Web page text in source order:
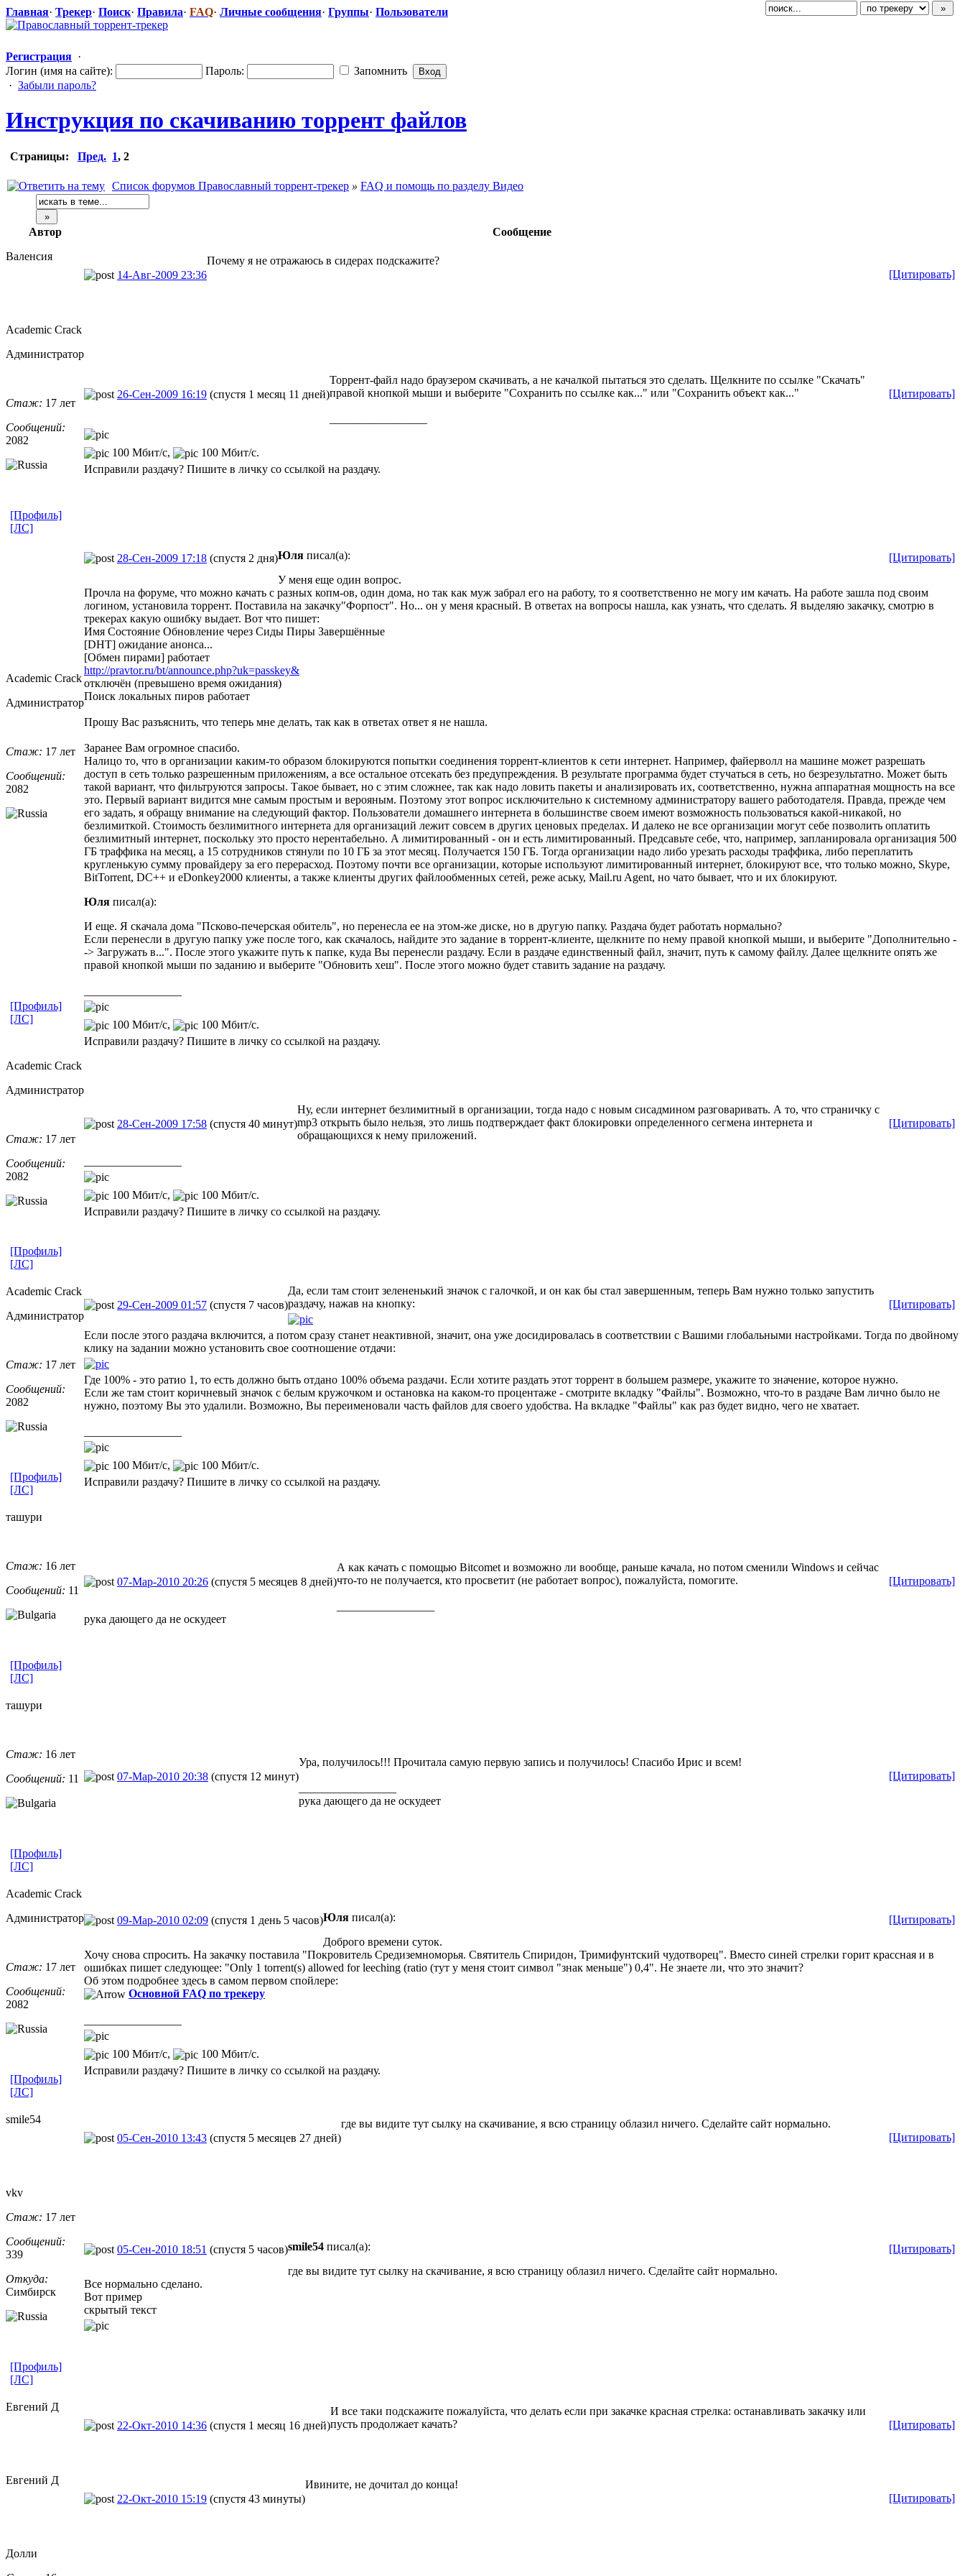
Главная· Трекер· Поиск· Правила· FAQ· Личные сообщения· Группы· Пользователи
Регистрация ·
Логин (имя на сайте):
Пароль:
Запомнить
· Забыли пароль?
Инструкция по скачиванию торрент файлов
Страницы: Пред. 1, 2
Список форумов Православный торрент-трекер » FAQ и помощь по разделу Видео
Автор
Сообщение
Валенсия
14-Авг-2009 23:36
[Цитировать]
Почему я не отражаюсь в сидерах подскажите?
Academic Crack
Администратор
Стаж: 17 лет
Сообщений:
2082
26-Сен-2009 16:19 (спустя 1 месяц 11 дней) [Цитировать]
Торрент-файл надо браузером скачивать, а не качалкой пытаться это сделать. Щелкните по ссылке "Скачать"
правой кнопкой мыши и выберите "Сохранить по ссылке как..." или "Сохранить объект как..."
100 Мбит/с,
100 Мбит/с.
Исправили раздачу? Пишите в личку со ссылкой на раздачу.
[Профиль]
[ЛС]
Academic Crack
Администратор
Стаж: 17 лет
Сообщений:
2082
28-Сен-2009 17:18 (спустя 2 дня) [Цитировать]
Юля писал(а):
У меня еще один вопрос.
Прочла на форуме, что можно качать с разных копм-ов, один дома, но так как муж забрал его на работу, то я соответственно не могу им качать. На работе зашла под своим
логином, установила торрент. Поставила на закачку"Форпост". Но... он у меня красный. В ответах на вопросы нашла, как узнать, что сделать. Я выделяю закачку, смотрю в
трекерах какую ошибку выдает. Вот что пишет:
Имя Состояние Обновление через Сиды Пиры Завершённые
[DHT] ожидание анонса...
[Обмен пирами] работает
http://pravtor.ru/bt/announce.php?uk=passkey&
отключён (превышено время ожидания)
Поиск локальных пиров работает
Прошу Вас разъяснить, что теперь мне делать, так как в ответах ответ я не нашла.
Заранее Вам огромное спасибо.
Налицо то, что в организации каким-то образом блокируются попытки соединения торрент-клиентов к сети интернет. Например, файерволл на машине может разрешать
доступ в сеть только разрешенным приложениям, а все остальное отсекать без предупреждения. В результате программа будет стучаться в сеть, но безрезультатно. Может быть
такой вариант, что фильтруются запросы. Такое бывает, но с этим сложнее, так как надо ловить пакеты и анализировать их, соответственно, нужна аппаратная мощность на все
это. Первый вариант видится мне самым простым и верояным. Поэтому этот вопрос исключительно к системному администратору вашего работодателя. Правда, прежде чем
его задать, я обращу внимание на следующий фактор. Пользователи домашнего интернета в большинстве своем имеют возможность пользоваться какой-никакой, но
безлимиткой. Стоимость безлимитного интернета для организаций лежит совсем в других ценовых пределах. И далеко не все организации могут себе позволить оплатить
безлимитный интернет, поскольку это просто нерентабельно. А лимитированный - он и есть лимитированный. Предсавьте себе, что, например, запланировала организация 500
ГБ траффика на месяц, а 15 сотрудников стянули по 10 ГБ за этот месяц. Получается 150 ГБ. Тогда организации надо либо урезать расходы траффика, либо переплатить
кругленькую сумму провайдеру за его перерасход. Поэтому почти все организации, которые используют лимитированный интернет, блокируют все, что только можно, Skype,
BitTorrent, DC++ и eDonkey2000 клиенты, а также клиенты других файлообменных сетей, реже аську, Mail.ru Agent, но чато бывает, что и их блокируют.
Юля писал(а):
И еще. Я скачала дома "Псково-печерская обитель", но перенесла ее на этом-же диске, но в другую папку. Раздача будет работать нормально?
Если перенесли в другую папку уже после того, как скачалось, найдите это задание в торрент-клиенте, щелкните по нему правой кнопкой мыши, и выберите "Дополнительно -
-> Загружать в...". После этого укажите путь к папке, куда Вы перенесли раздачу. Если в раздаче единственный файл, значит, путь к самому файлу. Далее щелкните опять же
правой кнопкой мыши по заданию и выберите "Обновить хеш". После этого можно будет ставить задание на раздачу.
100 Мбит/с,
100 Мбит/с.
Исправили раздачу? Пишите в личку со ссылкой на раздачу.
[Профиль]
[ЛС]
Academic Crack
Администратор
Стаж: 17 лет
Сообщений:
2082
28-Сен-2009 17:58 (спустя 40 минут) [Цитировать]
Ну, если интернет безлимитный в организации, тогда надо с новым сисадмином разговаривать. А то, что страничку с
mp3 открыть было нельзя, это лишь подтверждает факт блокировки определенного сегмена интернета и
обращающихся к нему приложений.
100 Мбит/с,
100 Мбит/с.
Исправили раздачу? Пишите в личку со ссылкой на раздачу.
[Профиль]
[ЛС]
Academic Crack
Администратор
Стаж: 17 лет
Сообщений:
2082
29-Сен-2009 01:57 (спустя 7 часов) [Цитировать]
Да, если там стоит зелененький значок с галочкой, и он как бы стал завершенным, теперь Вам нужно только запустить
раздачу, нажав на кнопку:
Если после этого раздача включится, а потом сразу станет неактивной, значит, она уже досидировалась в соответствии с Вашими глобальными настройками. Тогда по двойному
клику на задании можно установить свое соотношение отдачи:
Где 100% - это ратио 1, то есть должно быть отдано 100% объема раздачи. Если хотите раздать этот торрент в большем размере, укажите то значение, которое нужно.
Если же там стоит коричневый значок с белым кружочком и остановка на каком-то процентаже - смотрите вкладку "Файлы". Возможно, что-то в раздаче Вам лично было не
нужно, поэтому Вы это удалили. Возможно, Вы переименовали часть файлов для своего удобства. На вкладке "Файлы" как раз будет видно, чего не хватает.
100 Мбит/с,
100 Мбит/с.
Исправили раздачу? Пишите в личку со ссылкой на раздачу.
[Профиль]
[ЛС]
ташури
Стаж: 16 лет
Сообщений: 11
07-Мар-2010 20:26 (спустя 5 месяцев 8 дней) [Цитировать]
А как качать с помощью Bitcomet и возможно ли вообще, раньше качала, но потом сменили Windows и сейчас
что-то не получается, кто просветит (не работает вопрос), пожалуйста, помогите.
рука дающего да не оскудеет
[Профиль]
[ЛС]
ташури
Стаж: 16 лет
Сообщений: 11 07-Мар-2010 20:38 (спустя 12 минут) [Цитировать]
Ура, получилось!!! Прочитала самую первую запись и получилось! Спасибо Ирис и всем!
рука дающего да не оскудеет
[Профиль]
[ЛС]
Academic Crack
Администратор
Стаж: 17 лет
Сообщений:
2082
09-Мар-2010 02:09 (спустя 1 день 5 часов) [Цитировать]
Юля писал(а):
Доброго времени суток.
Хочу снова спросить. На закачку поставила "Покровитель Средиземноморья. Святитель Спиридон, Тримифунтский чудотворец". Вместо синей стрелки горит крассная и в
ошибках пишет следующее: "Only 1 torrent(s) allowed for leeching (ratio (тут у меня стоит символ "знак меньше") 0,4". Не знаете ли, что это значит?
Об этом подробнее здесь в самом первом спойлере:
Основной FAQ по трекеру
100 Мбит/с,
100 Мбит/с.
Исправили раздачу? Пишите в личку со ссылкой на раздачу.
[Профиль]
[ЛС]
smile54
05-Сен-2010 13:43 (спустя 5 месяцев 27 дней) [Цитировать]
где вы видите тут сылку на скачивание, я всю страницу облазил ничего. Сделайте сайт нормально.
vkv
Стаж: 17 лет
Сообщений:
339
Откуда:
Симбирск
05-Сен-2010 18:51 (спустя 5 часов) [Цитировать]
smile54 писал(а):
где вы видите тут сылку на скачивание, я всю страницу облазил ничего. Сделайте сайт нормально.
Все нормально сделано.
Вот пример
скрытый текст
[Профиль]
[ЛС]
Евгений Д
22-Окт-2010 14:36 (спустя 1 месяц 16 дней) [Цитировать]
И все таки подскажите пожалуйста, что делать если при закачке красная стрелка: останавливать закачку или
пусть продолжает качать?
Евгений Д
22-Окт-2010 15:19 (спустя 43 минуты) [Цитировать]
Ивините, не дочитал до конца!
Долли